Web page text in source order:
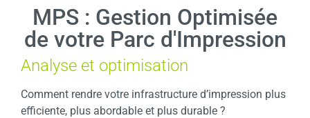
MPS : Gestion Optimisée
de votre Parc d'Impression
Analyse et optimisation
Comment rendre votre infrastructure d’impression plus
efficiente, plus abordable et plus durable ?